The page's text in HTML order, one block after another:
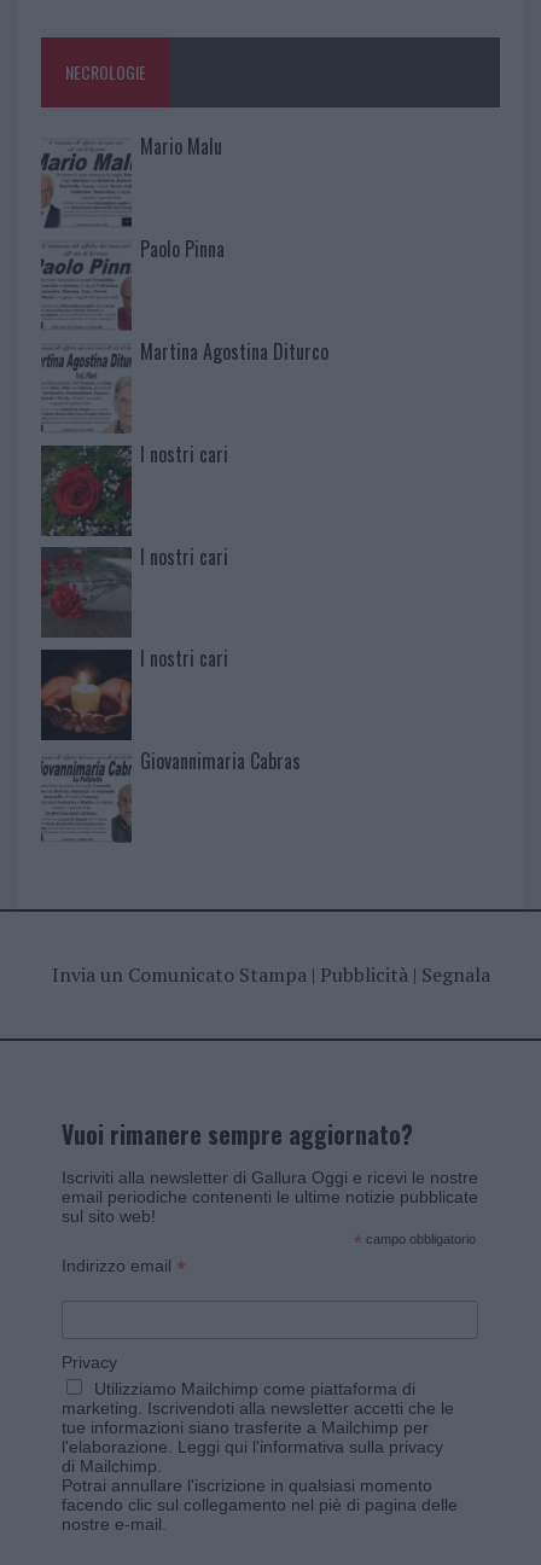
NECROLOGIE
Mario Malu
Paolo Pinna
Martina Agostina Diturco
I nostri cari
I nostri cari
I nostri cari
Giovannimaria Cabras
Invia un Comunicato Stampa| Pubblicità| Segnala
Vuoi rimanere sempre aggiornato?
Iscriviti alla newsletter di Gallura Oggi e ricevi le nostre
email periodiche contenenti le ultime notizie pubblicate
sul sito web!
* campo obbligatorio
Indirizzo email *
Privacy
Utilizziamo Mailchimp come piattaforma di
marketing. Iscrivendoti alla newsletter accetti che le
tue informazioni siano trasferite a Mailchimp per
l'elaborazione. Leggi qui l'informativa sulla privacy
di Mailchimp
Potrai annullare l'iscrizione in qualsiasi momento
facendo clic sul collegamento nel piè di pagina delle
nostre e-mail.